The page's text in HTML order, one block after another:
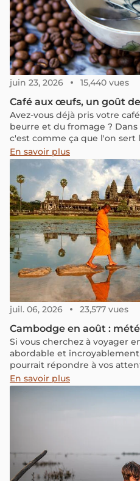
juin 23, 2026 15,440 vues
Café aux œufs, un goût
Avez-vous déjà pris votre
beurre et du fromage ?
c'est comme ça que l'on sert
Vietnam n’est pas
café qualitatifs mais aussi
En savoir plus
juil. 06, 2026 23,577 vues
Cambodge en août :
Si vous cherchez à voyager
abordable et
pourrait répondre à vos
trouverez toutes les
sur le Cambodge en août,
En savoir plus